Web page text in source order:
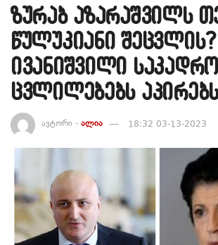
ზურაბ აზარაშვილს
წულუკიანი
ივანიშვილი საკადრო
ცვლილებებს
ავტორი - ალია 18:32 03-13-2023